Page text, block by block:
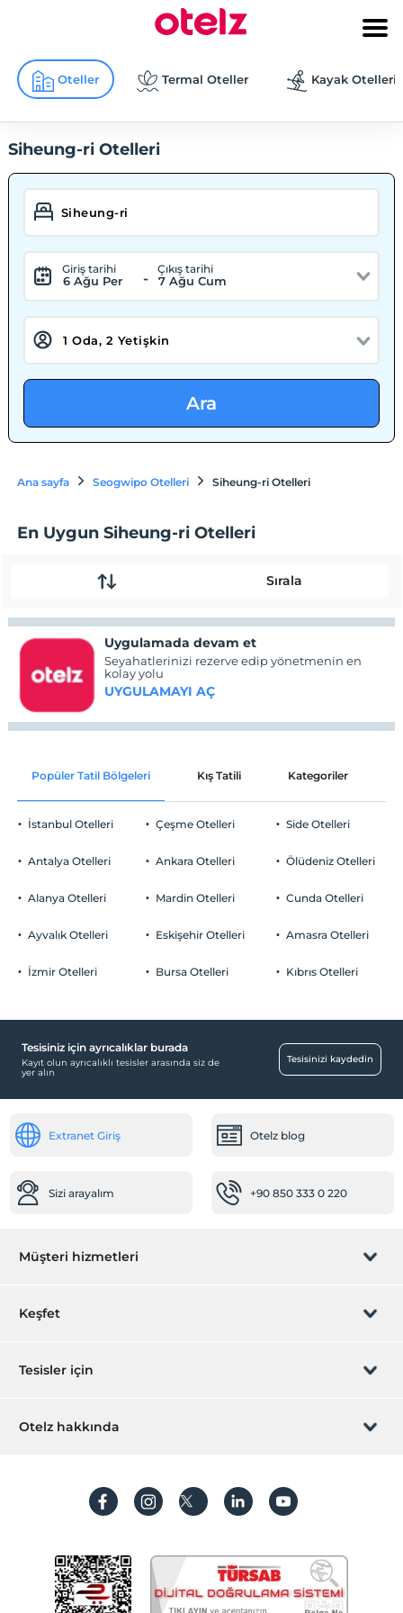
Oteller Termal Oteller Kayak Otelleri
Siheung-ri Otelleri
Giriş tarihi
6 Ağu Per -
Çıkış tarihi
7 Ağu Cum
Ara
Ana sayfa Seogwipo Otelleri Siheung-ri Otelleri
En Uygun Siheung-ri Otelleri
Sırala
Uygulamada devam et
Seyahatlerinizi rezerve edip yönetmenin en
kolay yolu
UYGULAMAYI AÇ
Popüler Tatil Bölgeleri Kış Tatili Kategoriler
İstanbul Otelleri
Antalya Otelleri
Alanya Otelleri
Ayvalık Otelleri
İzmir Otelleri
Çeşme Otelleri
Ankara Otelleri
Mardin Otelleri
Eskişehir Otelleri
Bursa Otelleri
Side Otelleri
Ölüdeniz Otelleri
Cunda Otelleri
Amasra Otelleri
Kıbrıs Otelleri
Tesisiniz için ayrıcalıklar burada
Kayıt olun ayrıcalıklı tesisler arasında siz de
yer alın
Tesisinizi kaydedin
Extranet Giriş Otelz blog
Sizi arayalım +90 850 333 0 220
Müşteri hizmetleri
Rezervasyon yönet
Sıkça sorulan sorular
İşlem rehberi
Keşfet
Hediye Kart
Hesap oluştur
Tesisler için
Hemen tesisinizi ekleyin
Otelz hakkında
Koşullar ve şartlar